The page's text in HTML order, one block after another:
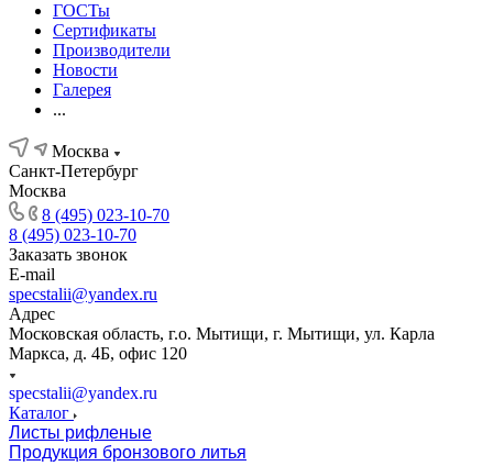
ГОСТы
Сертификаты
Производители
Новости
Галерея
...
Москва
Санкт-Петербург
Москва
8 (495) 023-10-70
8 (495) 023-10-70
Заказать звонок
E-mail
specstalii@yandex.ru
Адрес
Московская область, г.о. Мытищи, г. Мытищи, ул. Карла
Маркса, д. 4Б, офис 120
specstalii@yandex.ru
Каталог
Листы рифленые
Продукция бронзового литья